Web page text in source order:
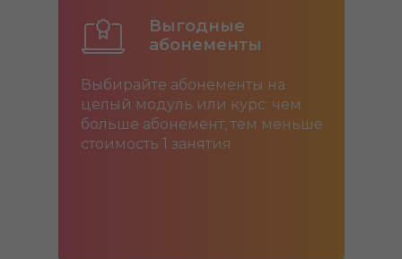
Выгодные
абонементы
Выбирайте абонементы на
целый модуль или курс: чем
больше абонемент, тем меньше
стоимость 1 занятия